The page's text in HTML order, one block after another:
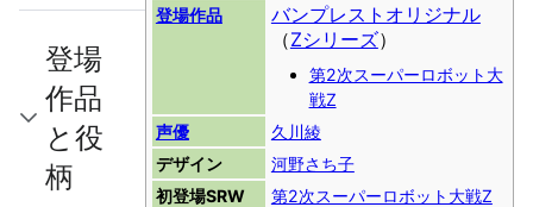
登場作品
バンプレストオリジナル
（Zシリーズ）
第2次スーパーロボット大
戦Z
声優
久川綾
デザイン
河野さち子
初登場SRW
第2次スーパーロボット大戦Z
登場
作品
と役
柄